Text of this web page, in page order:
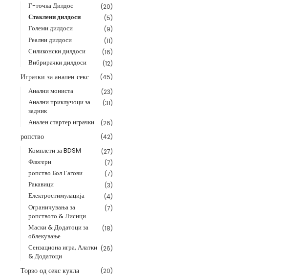
Г-точка Дилдос (20)
Стаклени дилдоси (5)
Големи дилдоси (9)
Реални дилдоси (11)
Силиконски дилдоси (16)
Вибрирачки дилдоси (12)
Играчки за анален секс (45)
Анални мониста (23)
Анални приклучоци за
задник
(31)
Анален стартер играчки (26)
ропство (42)
Комплети за BDSM (27)
Флогери (7)
ропство Бол Гагови (7)
Ракавици (3)
Електростимулација (4)
Ограничувања за
ропството & Лисици
(7)
Маски & Додатоци за
облекување
(18)
Сензациона игра, Алатки
& Додатоци
(26)
Торзо од секс кукла (20)